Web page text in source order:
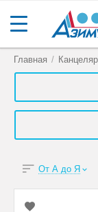
Главная /
От А до Я